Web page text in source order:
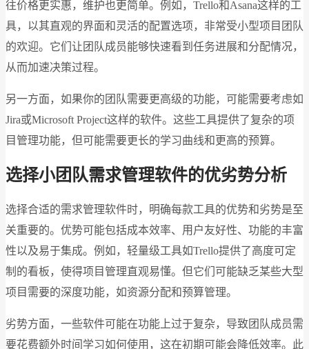
往价格更实惠，维护也更简单。例如，Trello和Asana这样的工
具，以其直观的界面和灵活的配置选项，非常受小型项目团队
的欢迎。它们让团队成员能够快速看到任务进展和分配情况，
从而加速决策过程。
另一方面，如果你的团队需要更高级的功能，可能需要考虑如
Jira或Microsoft Project这样的软件。这些工具提供了复杂的项
目管理功能，但可能需要更长的学习曲线和更高的预算。
选择小团队需求管理软件的优劣势分析
选择合适的需求管理软件时，明确每款工具的优势和劣势是至
关重要的。优势可能包括成本效率、用户友好性、功能的丰富
性以及易于集成。例如，轻量级工具如Trello提供了高度可定
制的看板，使得项目管理直观易懂。但它们可能缺乏某些大型
项目需要的深度功能，如资源分配和预算管理。
劣势方面，一些软件可能在功能上过于复杂，导致团队成员需
要花费额外时间学习如何使用，这在初期可能会降低效率。此